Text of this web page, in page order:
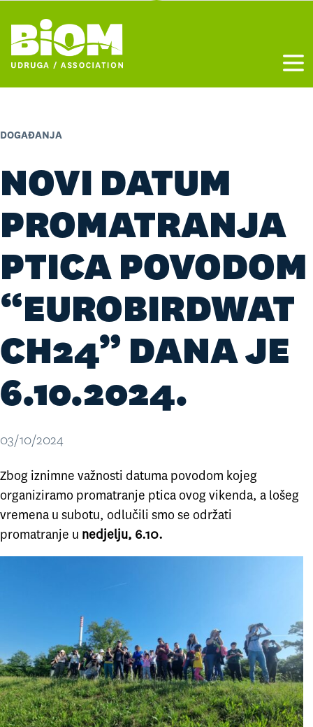
DOGAĐANJA
NOVI DATUM
PROMATRANJA
PTICA POVODOM
“EUROBIRDWAT
CH24” DANA JE
6.10.2024.
03/10/2024
Zbog iznimne važnosti datuma povodom kojeg
organiziramo promatranje ptica ovog vikenda, a lošeg
vremena u subotu, odlučili smo se održati
promatranje u nedjelju, 6.10.